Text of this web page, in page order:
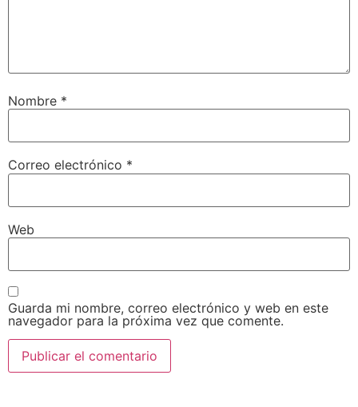
Nombre *
Correo electrónico *
Web
Guarda mi nombre, correo electrónico y web en este
navegador para la próxima vez que comente.